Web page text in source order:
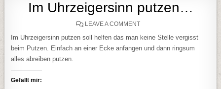
Im Uhrzeigersinn putzen…
LEAVE A COMMENTON IM UHRZEIGERSINN
Im Uhrzeigersinn putzen soll helfen das man keine Stelle vergisst
beim Putzen. Einfach an einer Ecke anfangen und dann ringsum
alles abreiben putzen.
Gefällt mir: